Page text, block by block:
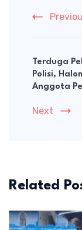
Terduga
Polisi,
Anggota
Next
Related